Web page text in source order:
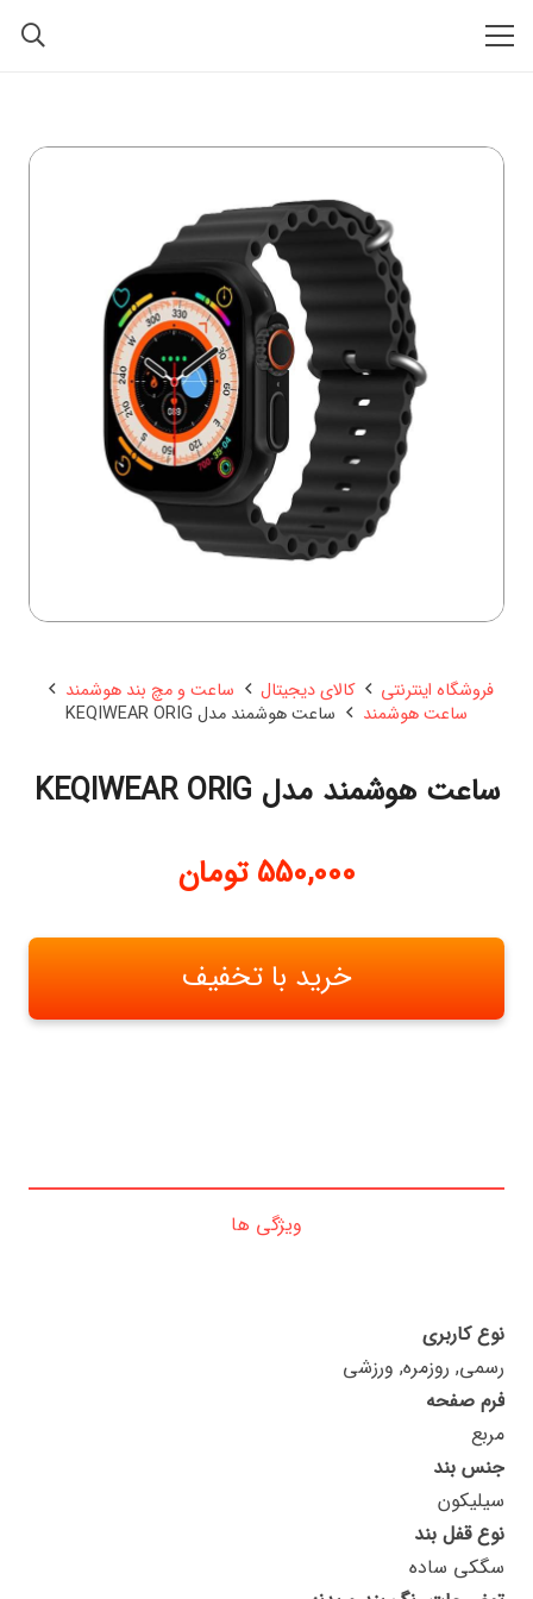
فروشگاه اینترنتی کالای دیجیتال
ساعت و مچ بند هوشمند
ساعت هوشمند
ساعت هوشمند مدل KEQIWEAR ORIG
ساعت هوشمند مدل KEQIWEAR ORIG
550,000 تومان
خرید با تخفیف
ویژگی ها
نوع کاربری
رسمی, روزمره, ورزشی
فرم صفحه
مربع
جنس بند
سیلیکون
نوع قفل بند
سگکی ساده